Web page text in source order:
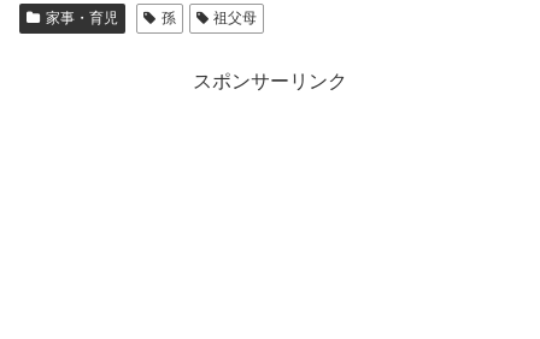
家事・育児 孫 祖父母
スポンサーリンク